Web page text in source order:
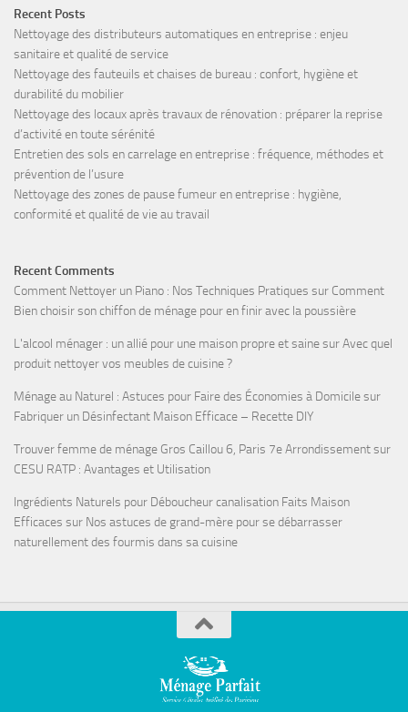
Recent Posts
Nettoyage des distributeurs automatiques en entreprise : enjeu
sanitaire et qualité de service
Nettoyage des fauteuils et chaises de bureau : confort, hygiène et
durabilité du mobilier
Nettoyage des locaux après travaux de rénovation : préparer la reprise
d’activité en toute sérénité
Entretien des sols en carrelage en entreprise : fréquence, méthodes et
prévention de l’usure
Nettoyage des zones de pause fumeur en entreprise : hygiène,
conformité et qualité de vie au travail
Recent Comments
Comment Nettoyer un Piano : Nos Techniques Pratiques sur Comment
Bien choisir son chiffon de ménage pour en finir avec la poussière
L'alcool ménager : un allié pour une maison propre et sainesurAvec quel
produit nettoyer vos meubles de cuisine ?
Ménage au Naturel : Astuces pour Faire des Économies à Domicilesur
Fabriquer un Désinfectant Maison Efficace – Recette DIY
Trouver femme de ménage Gros Caillou 6, Paris 7e Arrondissementsur
CESU RATP : Avantages et Utilisation
Ingrédients Naturels pour Déboucheur canalisation Faits Maison
Efficaces sur Nos astuces de grand-mère pour se débarrasser
naturellement des fourmis dans sa cuisine